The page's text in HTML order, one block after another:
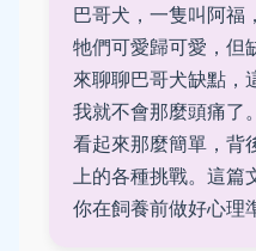
巴哥犬，一隻叫阿福
牠們可愛歸可愛，但
來聊聊巴哥犬缺點，
我就不會那麼頭痛了
看起來那麼簡單，背
上的各種挑戰。這
你在飼養前做好心理